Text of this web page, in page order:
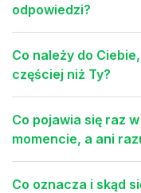
odpowiedzi?
Co należy do
częściej niż Ty?
Co pojawia się raz
momencie, a ani
Co oznacza i skąd